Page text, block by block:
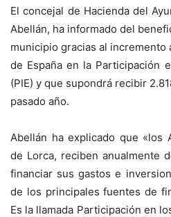
El concejal de Hacienda del
Abellán, ha informado del
municipio gracias al
de España en la Participación
(PIE) y que supondrá recibir
pasado año.
Abellán ha explicado que «los
de Lorca, reciben anualmente
financiar sus gastos e
de los principales fuentes de
Es la llamada Participación en